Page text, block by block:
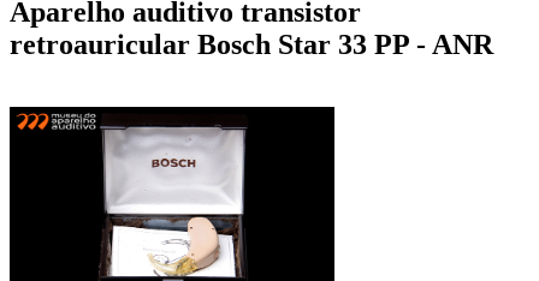
Aparelho auditivo transistor
retroauricular Bosch Star 33 PP - ANR